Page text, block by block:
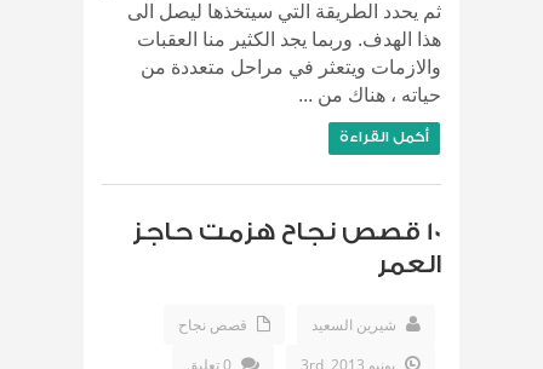
ثم يحدد الطريقة التي سيتخذها ليصل الى
هذا الهدف. وربما يجد الكثير منا العقبات
والازمات ويتعثر في مراحل متعددة من
حياته ، هناك من ...
أكمل القراءة
10 قصص نجاح هزمت حاجز
العمر
شيرين السعيد
قصص نجاح
يونيو 3rd, 2013
0 تعليق